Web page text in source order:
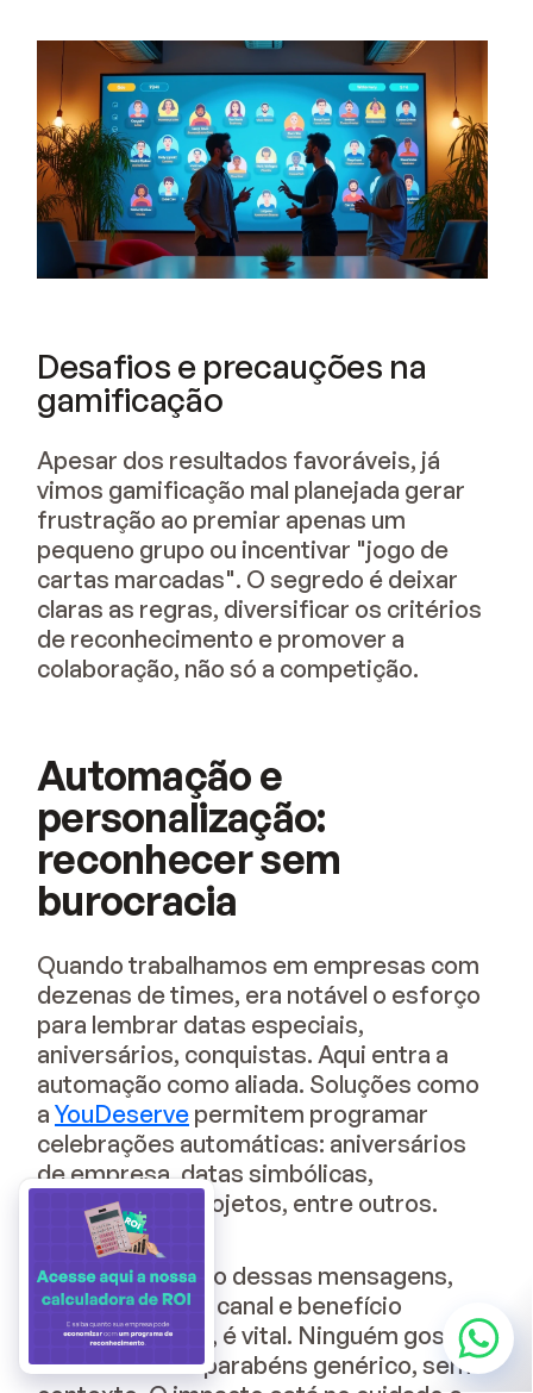
Desafios e precauções na
gamificação
Apesar dos resultados favoráveis, já
vimos gamificação mal planejada gerar
frustração ao premiar apenas um
pequeno grupo ou incentivar "jogo de
cartas marcadas". O segredo é deixar
claras as regras, diversificar os critérios
de reconhecimento e promover a
colaboração, não só a competição.
Automação e
personalização:
reconhecer sem
burocracia
Quando trabalhamos em empresas com
dezenas de times, era notável o esforço
para lembrar datas especiais,
aniversários, conquistas. Aqui entra a
automação como aliada. Soluções como
a YouDeserve permitem programar
celebrações automáticas: aniversários
de empresa, datas simbólicas,
conclusão de projetos, entre outros.
A personalização dessas mensagens,
adaptando tom, canal e benefício
conforme perfil, é vital. Ninguém gosta
de receber um parabéns genérico, sem